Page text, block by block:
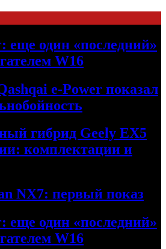
еще один «последний»
W16
e-Power показал
гибрид Geely EX5
комплектации и
NX7: первый показ
еще один «последний»
W16